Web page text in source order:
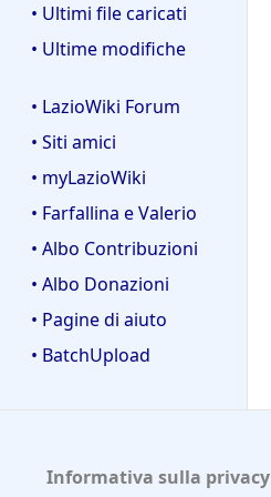
• Ultimi file caricati
• Ultime modifiche
• LazioWiki Forum
• Siti amici
• myLazioWiki
• Farfallina e Valerio
• Albo Contribuzioni
• Albo Donazioni
• Pagine di aiuto
• BatchUpload
Informativa sulla privacy